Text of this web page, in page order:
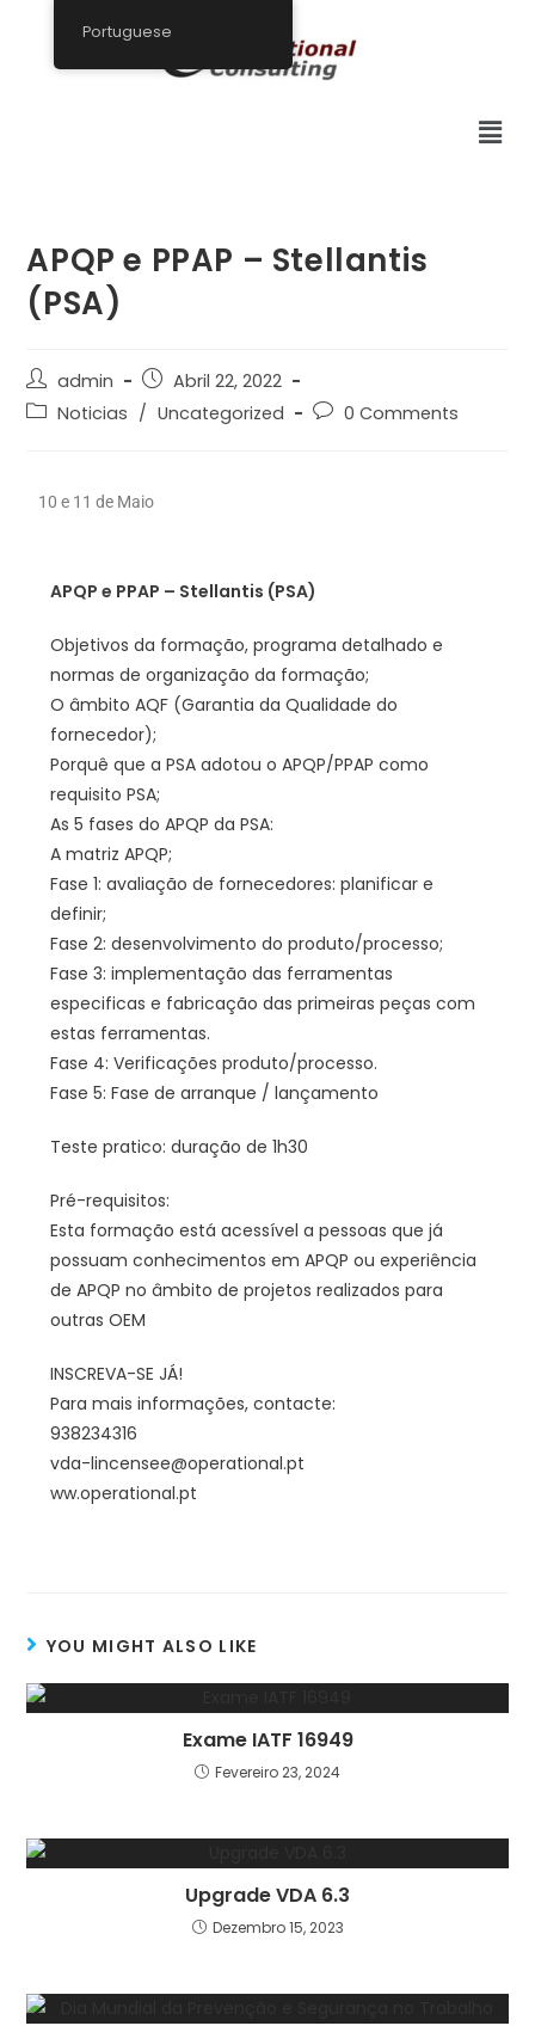
APQP e PPAP – Stellantis
(PSA)
admin
Abril 22, 2022
Noticias / Uncategorized 0 Comments
10 e 11 de Maio
APQP e PPAP – Stellantis (PSA)
Objetivos da formação, programa detalhado e
normas de organização da formação;
O âmbito AQF (Garantia da Qualidade do
fornecedor);
Porquê que a PSA adotou o APQP/PPAP como
requisito PSA;
As 5 fases do APQP da PSA:
A matriz APQP;
Fase 1: avaliação de fornecedores: planificar e
definir;
Fase 2: desenvolvimento do produto/processo;
Fase 3: implementação das ferramentas
especificas e fabricação das primeiras peças com
estas ferramentas.
Fase 4: Verificações produto/processo.
Fase 5: Fase de arranque / lançamento
Teste pratico: duração de 1h30
Pré-requisitos:
Esta formação está acessível a pessoas que já
possuam conhecimentos em APQP ou experiência
de APQP no âmbito de projetos realizados para
outras OEM
INSCREVA-SE JÁ!
Para mais informações, contacte:
938234316
vda-lincensee@operational.pt
ww.operational.pt
YOU MIGHT ALSO LIKE
Exame IATF 16949
Fevereiro 23, 2024
Upgrade VDA 6.3
Dezembro 15, 2023
Portuguese